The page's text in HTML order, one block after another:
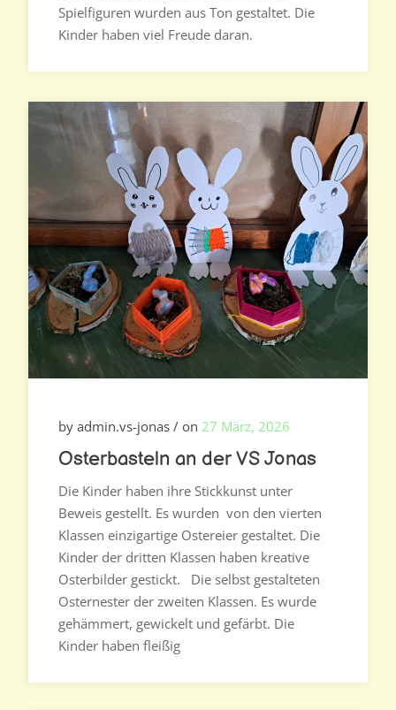
Spielfiguren wurden aus Ton gestaltet. Die
Kinder haben viel Freude daran.
by admin.vs-jonas / on 27 März, 2026
Osterbasteln an der VS Jonas
Die Kinder haben ihre Stickkunst unter
Beweis gestellt. Es wurden von den vierten
Klassen einzigartige Ostereier gestaltet. Die
Kinder der dritten Klassen haben kreative
Osterbilder gestickt. Die selbst gestalteten
Osternester der zweiten Klassen. Es wurde
gehämmert, gewickelt und gefärbt. Die
Kinder haben fleißig